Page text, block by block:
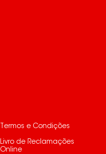
Termos e Condições
Livro de Reclamações
Online